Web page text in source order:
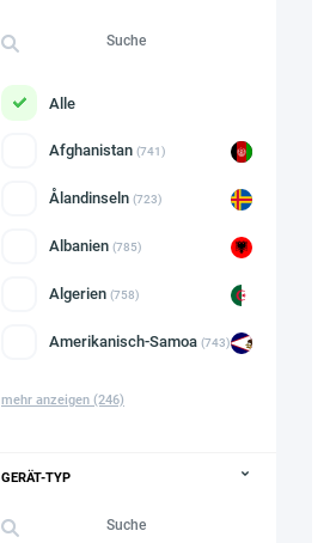
Alle
Afghanistan (741)
Ålandinseln (723)
Albanien (785)
Algerien (758)
Amerikanisch-Samoa (743)
mehr anzeigen (246)
GERÄT-TYP